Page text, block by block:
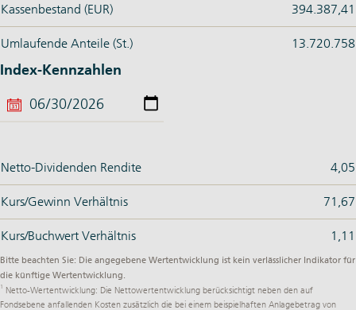
Kassenbestand (EUR) 394.387,41
Umlaufende Anteile (St.) 13.720.758
Index-Kennzahlen
Netto-Dividenden Rendite 4,05
Kurs/Gewinn Verhältnis 71,67
Kurs/Buchwert Verhältnis 1,11
Bitte beachten Sie: Die angegebene Wertentwicklung ist kein verlässlicher Indikator für
die künftige Wertentwicklung.
1
Netto-Wertentwicklung: Die Nettowertentwicklung berücksichtigt neben den auf
Fondsebene anfallenden Kosten zusätzlich die bei einem beispielhaften Anlagebetrag von